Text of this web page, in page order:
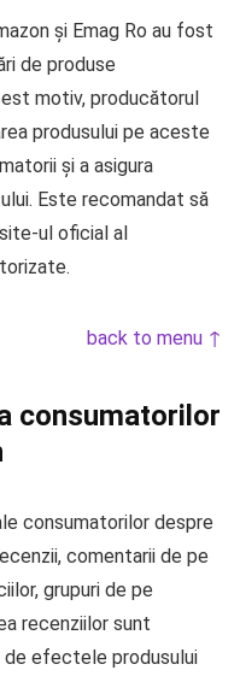
și Emag Ro au fost
de produse
motiv, producătorul
produsului pe aceste
și a asigura
Este recomandat să
ul oficial al
back to menu ↑
consumatorilor
consumatorilor despre
comentarii de pe
grupuri de pe
recenziilor sunt
efectele produsului